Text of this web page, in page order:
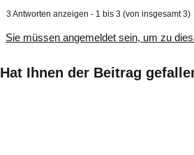
3 Antworten anzeigen - 1 bis 3 (von insgesamt 3)
Sie müssen angemeldet sein, um zu
Hat Ihnen der Beitrag